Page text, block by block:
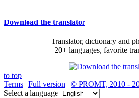
Download the translator
Translator, dictionary and
20+ languages, favorite
to top
Terms | Full version | © PROMT, 2010 -
Select a language